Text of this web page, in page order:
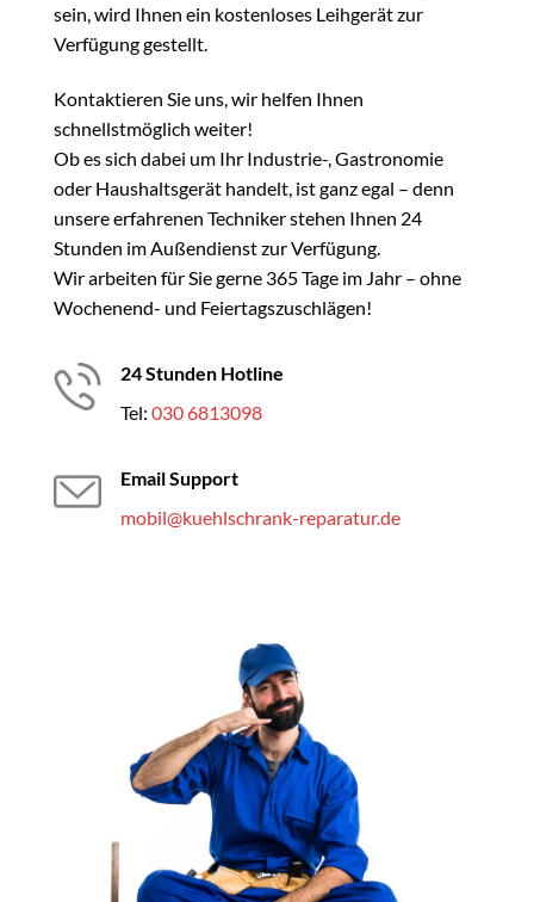
sein, wird Ihnen ein kostenloses Leihgerät zur
Verfügung gestellt.
Kontaktieren Sie uns, wir helfen Ihnen
schnellstmöglich weiter!
Ob es sich dabei um Ihr Industrie-, Gastronomie
oder Haushaltsgerät handelt, ist ganz egal – denn
unsere erfahrenen Techniker stehen Ihnen 24
Stunden im Außendienst zur Verfügung.
Wir arbeiten für Sie gerne 365 Tage im Jahr – ohne
Wochenend- und Feiertagszuschlägen!
24 Stunden Hotline
Tel: 030 6813098
Email Support
mobil@kuehlschrank-reparatur.de